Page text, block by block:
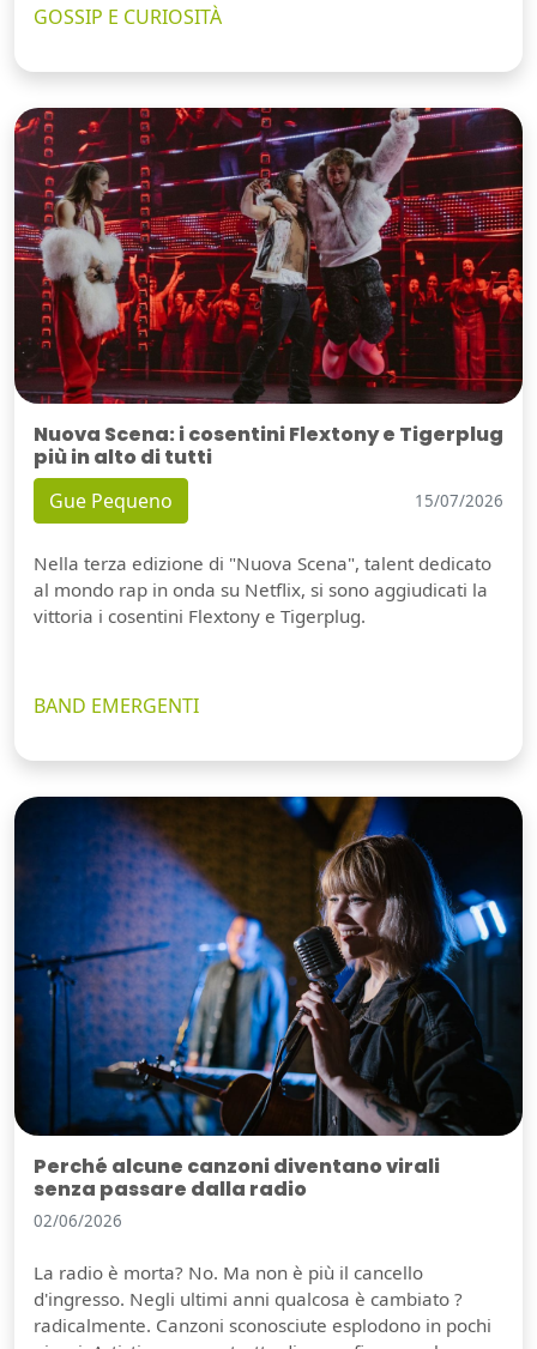
GOSSIP E CURIOSITÀ
Nuova Scena: i cosentini Flextony e Tigerplug
più in alto di tutti
Gue Pequeno 15/07/2026
Nella terza edizione di "Nuova Scena", talent dedicato
al mondo rap in onda su Netflix, si sono aggiudicati la
vittoria i cosentini Flextony e Tigerplug.
BAND EMERGENTI
Perché alcune canzoni diventano virali
senza passare dalla radio
02/06/2026
La radio è morta? No. Ma non è più il cancello
d'ingresso. Negli ultimi anni qualcosa è cambiato ?
radicalmente. Canzoni sconosciute esplodono in pochi